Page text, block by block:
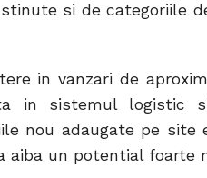
si de categoriile
in vanzari de
in sistemul logistic
nou adaugate pe site
aiba un potential foarte